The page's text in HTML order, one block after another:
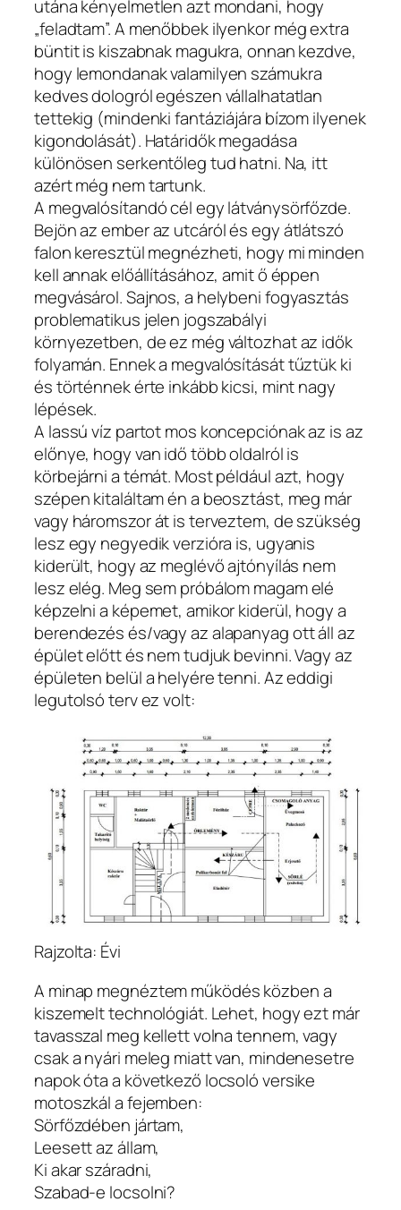
utána kényelmetlen azt mondani, hogy
„feladtam”. A menőbbek ilyenkor még extra
büntit is kiszabnak magukra, onnan kezdve,
hogy lemondanak valamilyen számukra
kedves dologról egészen vállalhatatlan
tettekig (mindenki fantáziájára bízom ilyenek
kigondolását). Határidők megadása
különösen serkentőleg tud hatni. Na, itt
azért még nem tartunk.
A megvalósítandó cél egy látványsörfőzde.
Bejön az ember az utcáról és egy átlátszó
falon keresztül megnézheti, hogy mi minden
kell annak előállításához, amit ő éppen
megvásárol. Sajnos, a helybeni fogyasztás
problematikus jelen jogszabályi
környezetben, de ez még változhat az idők
folyamán. Ennek a megvalósítását tűztük ki
és történnek érte inkább kicsi, mint nagy
lépések.
A lassú víz partot mos koncepciónak az is az
előnye, hogy van idő több oldalról is
körbejárni a témát. Most például azt, hogy
szépen kitaláltam én a beosztást, meg már
vagy háromszor át is terveztem, de szükség
lesz egy negyedik verzióra is, ugyanis
kiderült, hogy az meglévő ajtónyílás nem
lesz elég. Meg sem próbálom magam elé
képzelni a képemet, amikor kiderül, hogy a
berendezés és/vagy az alapanyag ott áll az
épület előtt és nem tudjuk bevinni. Vagy az
épületen belül a helyére tenni. Az eddigi
legutolsó terv ez volt:
Rajzolta: Évi
A minap megnéztem működés közben a
kiszemelt technológiát. Lehet, hogy ezt már
tavasszal meg kellett volna tennem, vagy
csak a nyári meleg miatt van, mindenesetre
napok óta a következő locsoló versike
motoszkál a fejemben:
Sörfőzdében jártam,
Leesett az állam,
Ki akar száradni,
Szabad-e locsolni?